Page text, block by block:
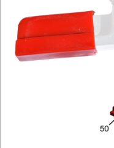
WARSZTATOWE